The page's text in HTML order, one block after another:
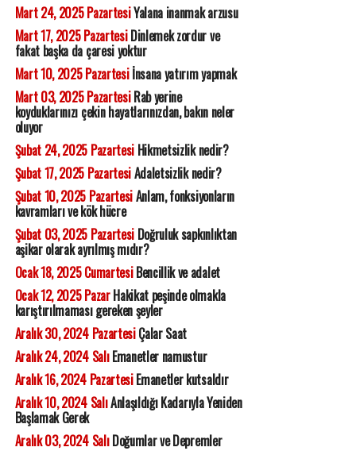
Mart 24, 2025 PazartesiYalana inanmak arzusu
Mart 17, 2025 PazartesiDinlemek zordur ve
fakat başka da çaresi yoktur
Mart 10, 2025 Pazartesiİnsana yatırım yapmak
Mart 03, 2025 PazartesiRab yerine
koyduklarınızı çekin hayatlarınızdan, bakın neler
oluyor
Şubat 24, 2025 PazartesiHikmetsizlik nedir?
Şubat 17, 2025 PazartesiAdaletsizlik nedir?
Şubat 10, 2025 PazartesiAnlam, fonksiyonların
kavramları ve kök hücre
Şubat 03, 2025 PazartesiDoğruluk sapkınlıktan
aşikar olarak ayrılmış mıdır?
Ocak 18, 2025 CumartesiBencillik ve adalet
Ocak 12, 2025 PazarHakikat peşinde olmakla
karıştırılmaması gereken şeyler
Aralık 30, 2024 PazartesiÇalar Saat
Aralık 24, 2024 SalıEmanetler namustur
Aralık 16, 2024 PazartesiEmanetler kutsaldır
Aralık 10, 2024 SalıAnlaşıldığı Kadarıyla Yeniden
Başlamak Gerek
Aralık 03, 2024 SalıDoğumlar ve Depremler